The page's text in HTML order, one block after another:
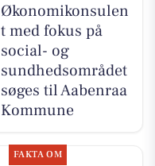
Økonomikonsulen
t med fokus på
social- og
sundhedsområdet
søges til Aabenraa
Kommune
FAKTA OM